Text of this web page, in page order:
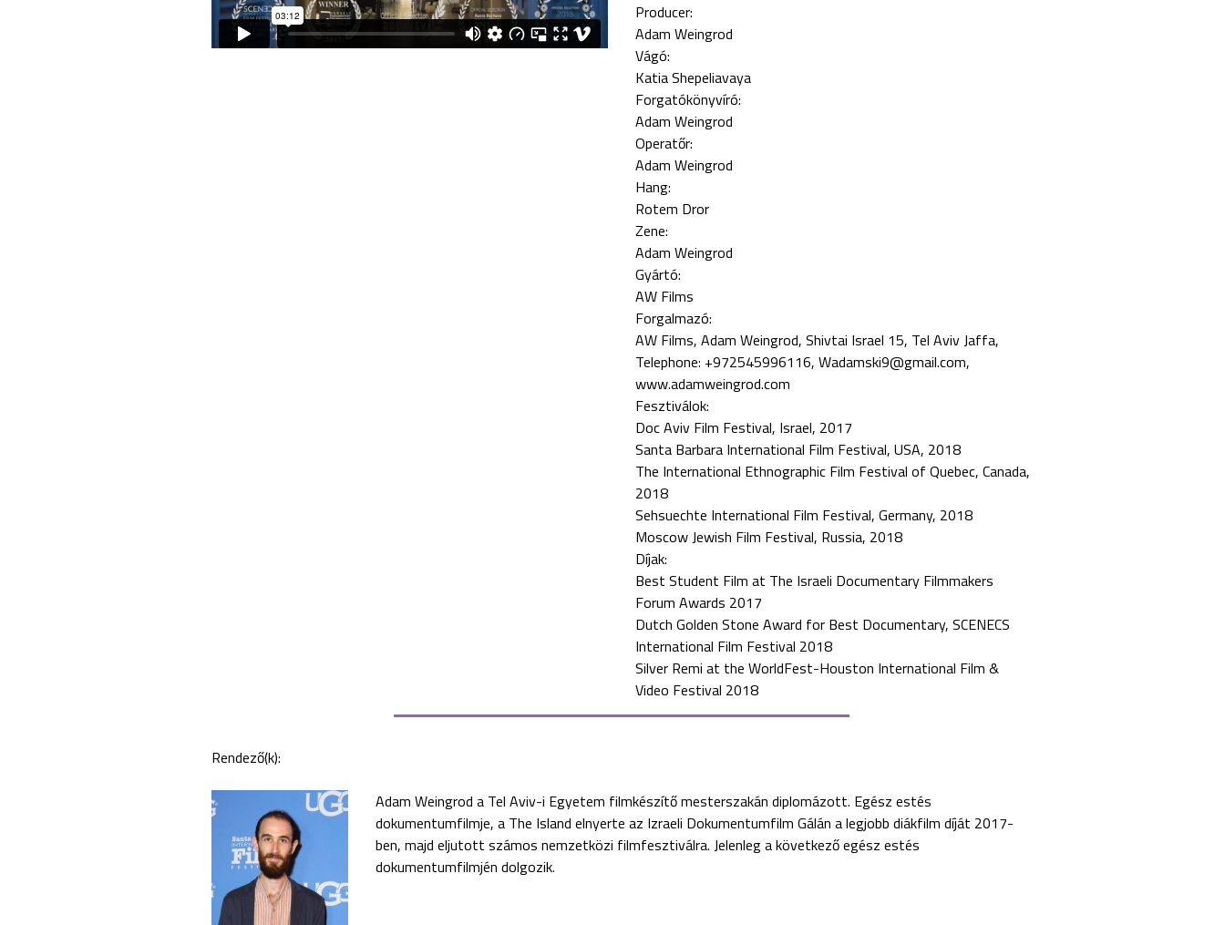
Producer:
Adam Weingrod
Vágó:
Katia Shepeliavaya
Forgatókönyvíró:
Adam Weingrod
Operatőr:
Adam Weingrod
Hang:
Rotem Dror
Zene:
Adam Weingrod
Gyártó:
AW Films
Forgalmazó:
AW Films, Adam Weingrod, Shivtai Israel 15, Tel Aviv Jaffa,
Telephone: +972545996116, Wadamski9@gmail.com,
www.adamweingrod.com
Fesztiválok:
Doc Aviv Film Festival, Israel, 2017
Santa Barbara International Film Festival, USA, 2018
The International Ethnographic Film Festival of Quebec, Canada,
2018
Sehsuechte International Film Festival, Germany, 2018
Moscow Jewish Film Festival, Russia, 2018
Díjak:
Best Student Film at The Israeli Documentary Filmmakers
Forum Awards 2017
Dutch Golden Stone Award for Best Documentary, SCENECS
International Film Festival 2018
Silver Remi at the WorldFest-Houston International Film &
Video Festival 2018
Rendező(k):
Adam Weingrod a Tel Aviv-i Egyetem filmkészítő mesterszakán diplomázott. Egész estés
dokumentumfilmje, a The Island elnyerte az Izraeli Dokumentumfilm Gálán a legjobb diákfilm díját 2017-
ben, majd eljutott számos nemzetközi filmfesztiválra. Jelenleg a következő egész estés
dokumentumfilmjén dolgozik.